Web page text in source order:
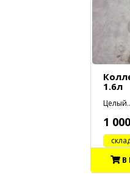
1.6л
Целый..
1
В